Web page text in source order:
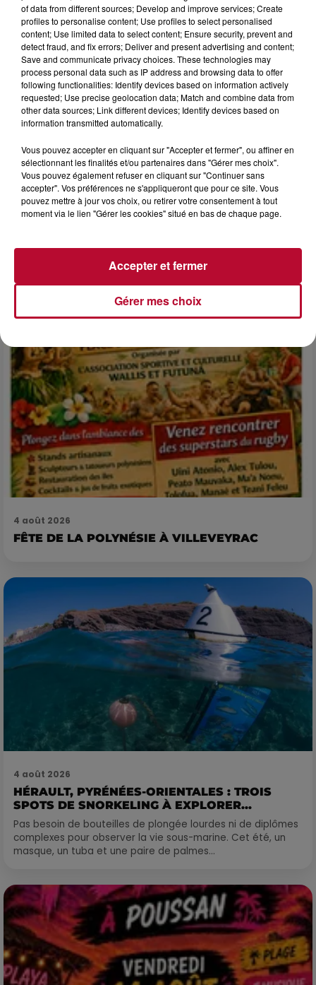
6 août 2026
Après un franc succès l'été dernier, le spectacle « Le Rêve
du gladiateur » revient illuminer l'amphithéâtre romain les 6,
7 et 8 août. Une fresque nocturne...
4 août 2026
FÊTE DE LA POLYNÉSIE À VILLEVEYRAC
4 août 2026
HÉRAULT, PYRÉNÉES-ORIENTALES : TROIS
SPOTS DE SNORKELING À EXPLORER...
Pas besoin de bouteilles de plongée lourdes ni de diplômes
complexes pour observer la vie sous-marine. Cet été, un
masque, un tuba et une paire de palmes...
of data from different sources; Develop and improve services; Create
profiles to personalise content; Use profiles to select personalised
content; Use limited data to select content; Ensure security, prevent and
detect fraud, and fix errors; Deliver and present advertising and content;
Save and communicate privacy choices. These technologies may
process personal data such as IP address and browsing data to offer
following functionalities: Identify devices based on information actively
requested; Use precise geolocation data; Match and combine data from
other data sources; Link different devices; Identify devices based on
information transmitted automatically.
Vous pouvez accepter en cliquant sur "Accepter et fermer", ou affiner en
sélectionnant les finalités et/ou partenaires dans "Gérer mes choix".
Vous pouvez également refuser en cliquant sur "Continuer sans
accepter". Vos préférences ne s'appliqueront que pour ce site. Vous
pouvez mettre à jour vos choix, ou retirer votre consentement à tout
moment via le lien "Gérer les cookies" situé en bas de chaque page.
Gérer mes choix
Accepter et fermer